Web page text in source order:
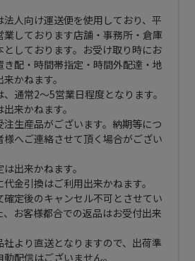
法人向け運送便を使用しており、平
業しております店舗・事務所・倉庫
としております。お受け取り時にお
き配・時間帯指定・時間外配達・地
かねます。
通常2～5営業日程度となります。
来かねます。
注生産品がございます。納期等につ
様へご連絡させて頂く場合がござい
出来かねます。
金引換はご利用出来かねます。
確定後のキャンセル不可とさせてい
、お客様都合での返品はお受付出来
社より直送となりますので、出荷準
配信はございません。